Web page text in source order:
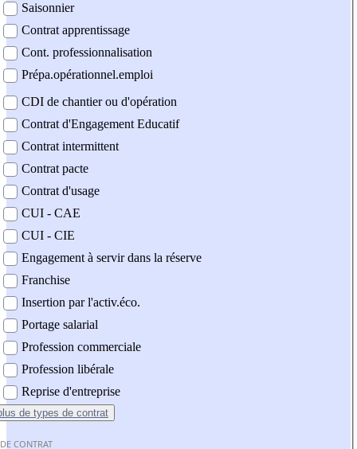
Saisonnier
Contrat apprentissage
Cont. professionnalisation
Prépa.opérationnel.emploi
CDI de chantier ou d'opération
Contrat d'Engagement Educatif
Contrat intermittent
Contrat pacte
Contrat d'usage
CUI - CAE
CUI - CIE
Engagement à servir dans la réserve
Franchise
Insertion par l'activ.éco.
Portage salarial
Profession commerciale
Profession libérale
Reprise d'entreprise
de types de contrat
CONTRAT